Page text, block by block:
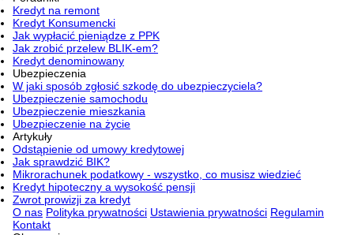
Kredyt na remont
Kredyt Konsumencki
Jak wypłacić pieniądze z PPK
Jak zrobić przelew BLIK-em?
Kredyt denominowany
Ubezpieczenia
W jaki sposób zgłosić szkodę do ubezpieczyciela?
Ubezpieczenie samochodu
Ubezpieczenie mieszkania
Ubezpieczenie na życie
Artykuły
Odstąpienie od umowy kredytowej
Jak sprawdzić BIK?
Mikrorachunek podatkowy - wszystko, co musisz wiedzieć
Kredyt hipoteczny a wysokość pensji
Zwrot prowizji za kredyt
O nas Polityka prywatności Ustawienia prywatności Regulamin
Kontakt